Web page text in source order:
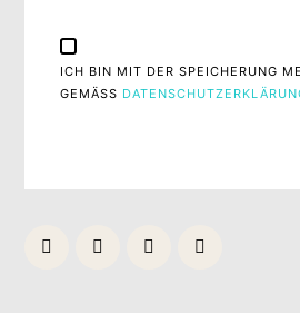
ICH BIN MIT DER SPEICHERUNG
GEMÄSS